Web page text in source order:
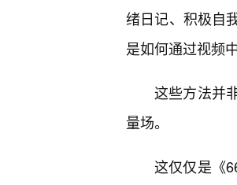
绪日记、积极自
是如何通过视频
这些方法并
量场。
这仅仅是《